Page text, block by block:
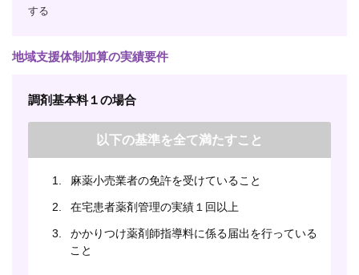
する
地域支援体制加算の実績要件
調剤基本料１の場合
以下の基準を全て満たすこと
1. 麻薬小売業者の免許を受けていること
2. 在宅患者薬剤管理の実績１回以上
3.
かかりつけ薬剤師指導料に係る届出を行っている
こと